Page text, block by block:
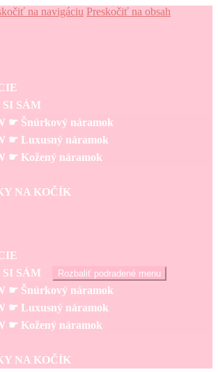
na navigáciu Preskočiť na obsah
SÁM
☛ Šnúrkový náramok
☛ Luxusný náramok
☛ Kožený náramok
NA KOČÍK
SÁM
Rozbaliť podradené menu
☛ Šnúrkový náramok
☛ Luxusný náramok
☛ Kožený náramok
NA KOČÍK